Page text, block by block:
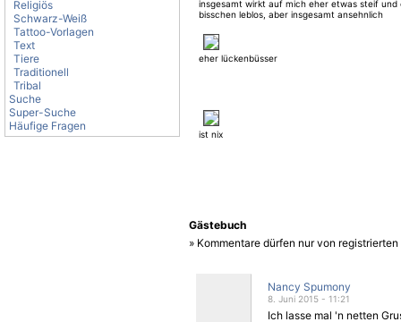
Religiös
Schwarz-Weiß
Tattoo-Vorlagen
Text
Tiere
Traditionell
Tribal
Suche
Super-Suche
Häufige Fragen
insgesamt wirkt auf mich eher etwas steif und
bisschen leblos, aber insgesamt ansehnlich
eher lückenbüsser
ist nix
Gästebuch
» Kommentare dürfen nur von
Nancy Spumony
8. Juni 2015 - 11:21
Ich lasse mal 'n netten